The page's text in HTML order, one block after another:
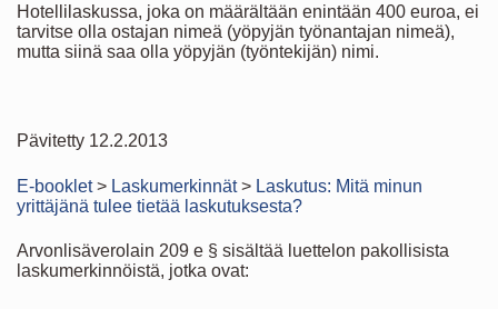
Hotellilaskussa, joka on määrältään enintään 400 euroa, ei
tarvitse olla ostajan nimeä (yöpyjän työnantajan nimeä),
mutta siinä saa olla yöpyjän (työntekijän) nimi.
Pävitetty 12.2.2013
E-booklet> Laskumerkinnät> Laskutus: Mitä minun
yrittäjänä tulee tietää laskutuksesta?
Arvonlisäverolain 209 e § sisältää luettelon pakollisista
laskumerkinnöistä, jotka ovat: